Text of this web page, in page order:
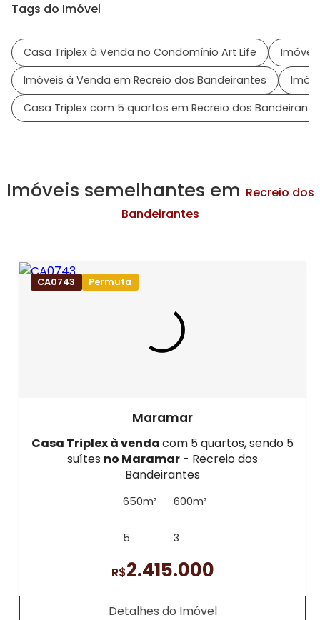
Tags do Imóvel
Casa Triplex à Venda no Condomínio Art Life
Imóveis à Venda em Recreio dos Bandeirantes
Casa Triplex com 5 quartos em Recreio dos
Imóveis semelhantes em Recreio dos
Bandeirantes
CA0743 Permuta
Maramar
Casa Triplex à vendacom 5 quartos, sendo 5
suítes no Maramar - Recreio dos
Bandeirantes
650m² 600m²
5 3
R$2.415.000
Detalhes do Imóvel